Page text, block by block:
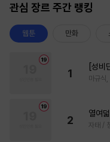
관심 장르 주간 랭킹
웹툰 만화
1
[성비
마규식,
2
열여
자태 /